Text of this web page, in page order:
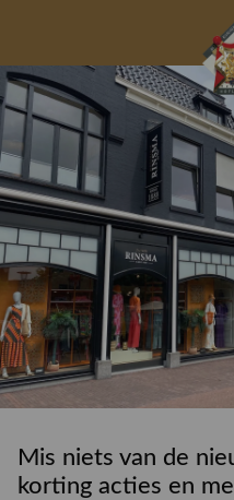
drankje
Gratis
de
Mis niets van de
korting acties en